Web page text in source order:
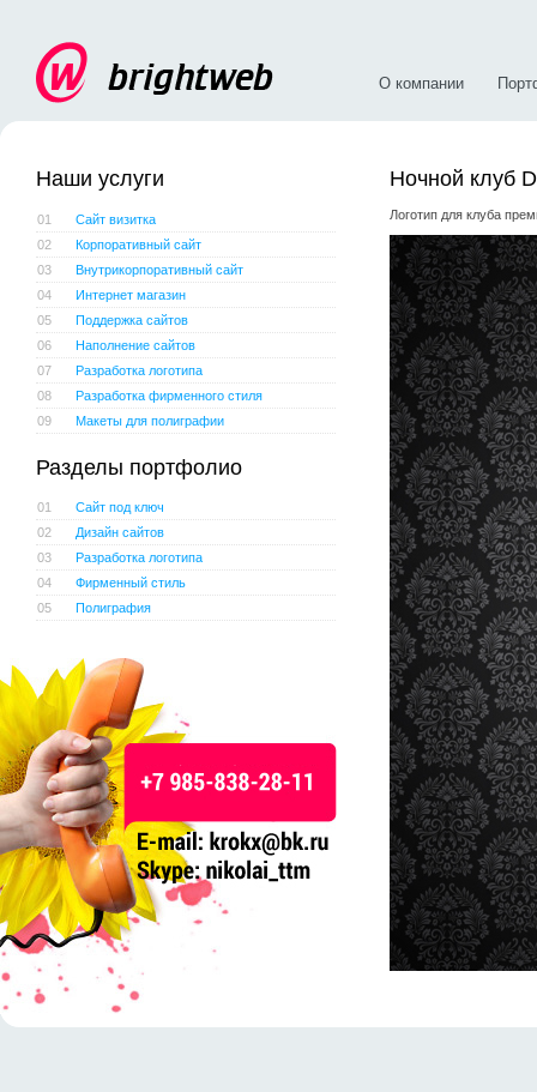
О компании
Ночной клуб
Логотип для клуба
Наши услуги
01
Сайт визитка
02
Корпоративный сайт
03
Внутрикорпоративный сайт
04
Интернет магазин
05
Поддержка сайтов
06
Наполнение сайтов
07
Разработка логотипа
08
Разработка фирменного стиля
09
Макеты для полиграфии
Разделы портфолио
01
Сайт под ключ
02
Дизайн сайтов
03
Разработка логотипа
04
Фирменный стиль
05
Полиграфия